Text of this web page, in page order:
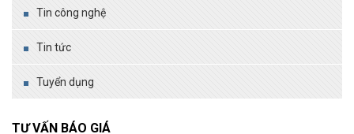
Tin công nghệ
Tin tức
Tuyển dụng
TƯ VẤN BÁO GIÁ